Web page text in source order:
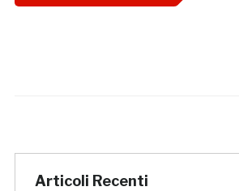
Articoli Recenti